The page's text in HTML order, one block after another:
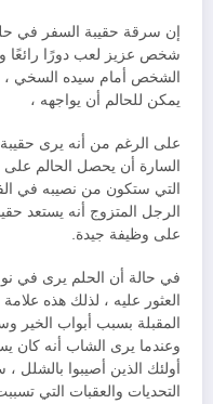
إن سرقة حقيبة السفر في
شخص عزيز لعب دورًا رائعًا
الشخص أمام سيده السخي ،
يمكن للحالم أن يواجهه ،
على الرغم من أنه يرى حقيبة
السارة أن يحصل الحالم على
التي ستكون من نصيبه في
الرجل المتزوج أنه يستعد
على وظيفة جيدة.
في حالة أن الحلم يرى في
العثور عليه ، لذلك هذه
المقبلة بسبب أبواب الخير
وعندما يرى الشاب أنه كان
أولئك الذين أصيبوا
التحديات والعقبات التي